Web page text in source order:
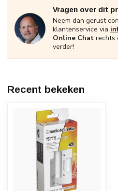
Vragen over dit
Neem dan gerust
klantenservice via
Online Chat rechts
verder!
Recent bekeken